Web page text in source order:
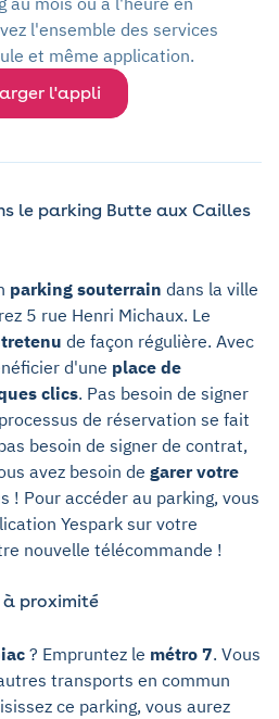
l'ensemble des services
et même application.
l'appli
le parking Butte aux Cailles
parking souterrain dans la ville
5 rue Henri Michaux. Le
de façon régulière. Avec
d'une place de
clics. Pas besoin de signer
de réservation se fait
besoin de signer de contrat,
avez besoin de garer votre
! Pour accéder au parking, vous
Yespark sur votre
nouvelle télécommande !
à proximité
? Empruntez le métro 7. Vous
transports en commun
ce parking, vous aurez